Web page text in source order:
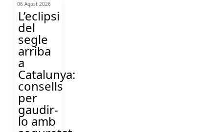
06 Agost 2026
L’eclipsi
del
segle
arriba
a
Catalunya:
consells
per
gaudir-
lo amb